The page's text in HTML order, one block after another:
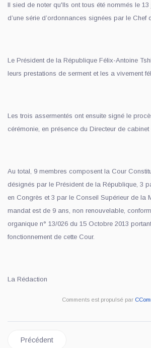
Il sied de noter qu'Ils ont tous été nommés le
d’une série d’ordonnances signées par le Chef
Le Président de la République Félix-Antoine
leurs prestations de serment et les a vivement
Les trois assermentés ont ensuite signé le
cérémonie, en présence du Directeur de cabinet
Au total, 9 membres composent la Cour
désignés par le Président de la République, 3
en Congrès et 3 par le Conseil Supérieur de la
mandat est de 9 ans, non renouvelable,
organique n° 13/026 du 15 Octobre 2013
fonctionnement de cette Cour.
La Rédaction
Comments est propulsé par
Article précédent : Agression
Précédent